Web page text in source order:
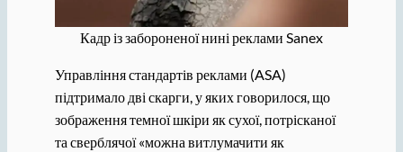
Кадр із забороненої нині реклами Sanex
Управління стандартів реклами (ASA)
підтримало дві скарги, у яких говорилося, що
зображення темної шкіри як сухої, потрісканої
та сверблячої «можна витлумачити як